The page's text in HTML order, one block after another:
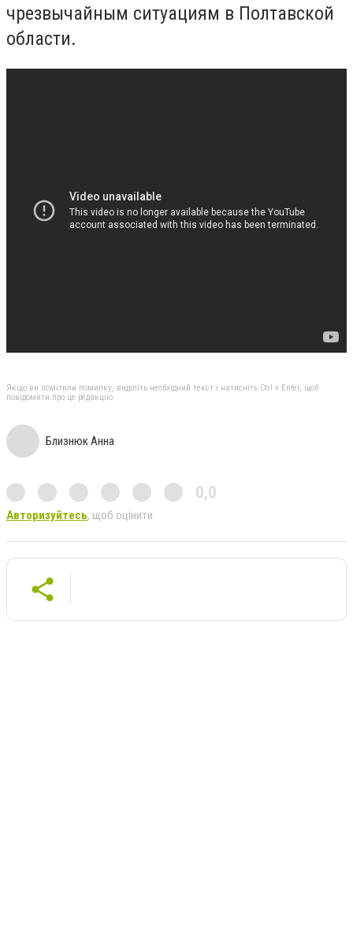
чрезвычайным ситуациям в Полтавской
области.
Якщо ви помітили помилку, виділіть необхідний текст і натисніть Ctrl + Enter, щоб
повідомити про це редакцію
Близнюк Анна
0,0
Авторизуйтесь, щоб оцінити